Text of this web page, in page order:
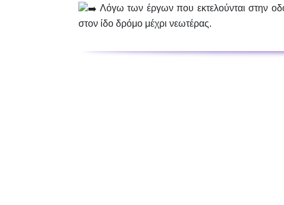
Λόγω των έργων που εκτελούνται στην
στον ίδο δρόμο μέχρι νεωτέρας.